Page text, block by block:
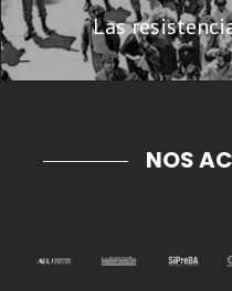
Las
NOS